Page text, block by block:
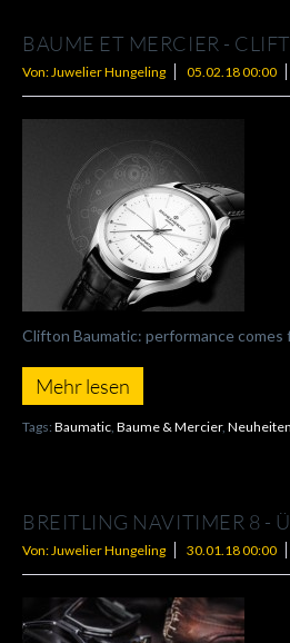
BAUME ET MERCIER -
Von: Juwelier Hungeling 05.02.18 00:00
Clifton Baumatic: performance comes
Mehr lesen
Tags: Baumatic Baume & Mercier, Neuheiten
BREITLING NAVITIMER 8 -
Von: Juwelier Hungeling 30.01.18 00:00